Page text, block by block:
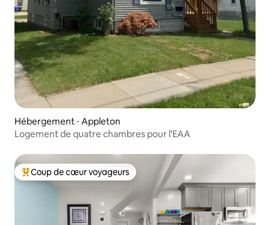
Hébergement ⋅ Appleton
Logement de quatre chambres pour l'EAA
Coups de cœur voyageurs les plus appréciés
Coup de cœur voyageurs